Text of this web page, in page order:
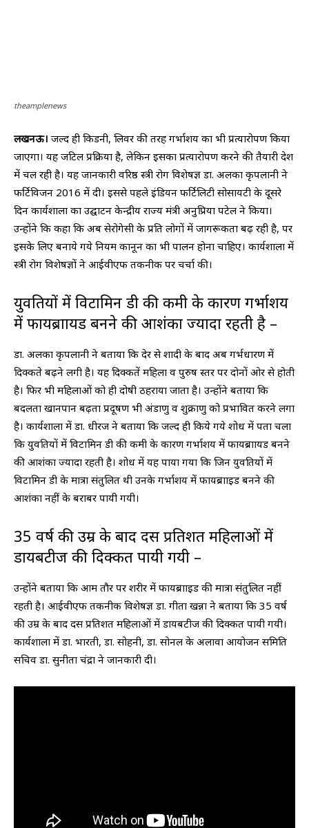
theamplenews
लखनऊ। जल्द ही किडनी, लिवर की तरह गर्भाशय का भी प्रत्यारोपण किया
जाएगा। यह जटिल प्रक्रिया है, लेकिन इसका प्रत्यारोपण करने की तैयारी देश
में चल रही है। यह जानकारी वरिष्ठ स्त्री रोग विशेषज्ञ डा. अलका कृपलानी ने
फर्टिविजन 2016 में दी। इससे पहले इंडियन फर्टिलिटी सोसायटी के दूसरे
दिन कार्यशाला का उद्घाटन केन्द्रीय राज्य मंत्री अनुप्रिया पटेल ने किया।
उन्होंने कि कहा कि अब सेरोगेसी के प्रति लोगों में जागरूकता बढ़ रही है, पर
इसके लिए बनाये गये नियम कानून का भी पालन होना चाहिए। कार्यशाला में
स्त्री रोग विशेषज्ञों ने आईवीएफ तकनीक पर चर्चा की।
युवतियों में विटामिन डी की कमी के कारण गर्भाशय
में फायब्राायड बनने की आशंका ज्यादा रहती है –
डा. अलका कृपलानी ने बताया कि देर से शादी के बाद अब गर्भधारण में
दिक्कते बढ़ने लगी है। यह दिक्कतें महिला व पुरुष स्तर पर दोनों ओर से होती
है। फिर भी महिलाओं को ही दोषी ठहराया जाता है। उन्होंने बताया कि
बदलता खानपान बढ़ता प्रदूषण भी अंडाणु व शुक्राणु को प्रभावित करने लगा
है। कार्यशाला में डा. धीरज ने बताया कि जल्द ही किये गये शोध में पता चला
कि युवतियों में विटामिन डी की कमी के कारण गर्भाशय में फायब्राायड बनने
की आशंका ज्यादा रहती है। शोध में यह पाया गया कि जिन युवतियों में
विटामिन डी के मात्रा संतुलित थी उनके गर्भाशय में फायब्रााइड बनने की
आशंका नहीं के बराबर पायी गयी।
35 वर्ष की उम्र के बाद दस प्रतिशत महिलाओं में
डायबटीज की दिक्कत पायी गयी –
उन्होंने बताया कि आम तौर पर शरीर में फायब्रााइड की मात्रा संतुलित नहीं
रहती है। आईवीएफ तकनीक विशेषज्ञ डा. गीता खन्ना ने बताया कि 35 वर्ष
की उम्र के बाद दस प्रतिशत महिलाओं में डायबटीज की दिक्कत पायी गयी।
कार्यशाला में डा. भारती, डा. सोहनी, डा. सोनल के अलावा आयोजन समिति
सचिव डा. सुनीता चंद्रा ने जानकारी दी।